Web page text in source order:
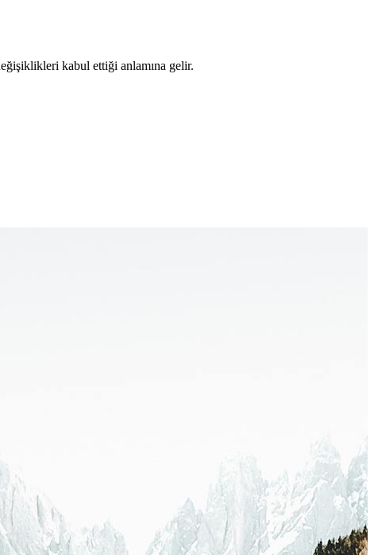
kabul ettiği anlamına gelir.